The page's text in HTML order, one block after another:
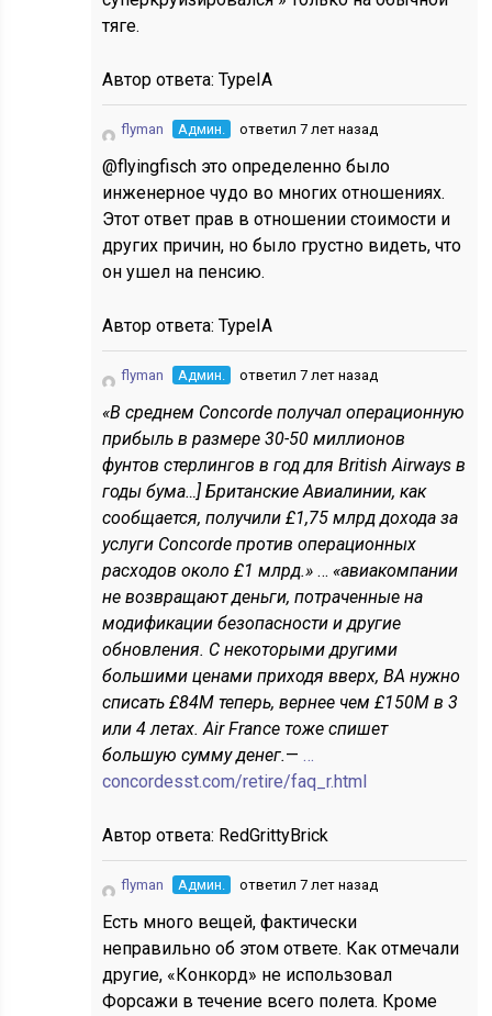
тяге.
Автор ответа:TypeIA
flyman Админ. ответил 7 лет назад
@flyingfisch это определенно было
инженерное чудо во многих отношениях.
Этот ответ прав в отношении стоимости и
других причин, но было грустно видеть, что
он ушел на пенсию.
Автор ответа:TypeIA
flyman Админ. ответил 7 лет назад
«В среднем Concorde получал операционную
прибыль в размере 30-50 миллионов
фунтов стерлингов в год для British Airways в
годы бума…] Британские Авиалинии, как
сообщается, получили £1,75 млрд дохода за
услуги Concorde против операционных
расходов около £1 млрд.» …«авиакомпании
не возвращают деньги, потраченные на
модификации безопасности и другие
обновления. С некоторыми другими
большими ценами приходя вверх, BA нужно
списать £84M теперь, вернее чем £150M в 3
или 4 летах. Air France тоже спишет
большую сумму денег.—…
concordesst.com/retire/faq_r.html
Автор ответа: RedGrittyBrick
flyman Админ. ответил 7 лет назад
Есть много вещей, фактически
неправильно об этом ответе. Как отмечали
другие, «Конкорд» не использовал
Форсажи в течение всего полета. Кроме